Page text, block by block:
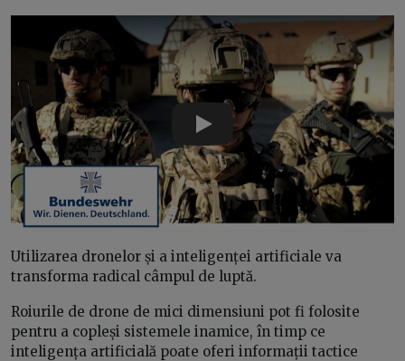
Play
Utilizarea dronelor și a inteligenței artificiale va
transforma radical câmpul de luptă.
Roiurile de drone de mici dimensiuni pot fi folosite
pentru a copleși sistemele inamice, în timp ce
inteligența artificială poate oferi informații tactice